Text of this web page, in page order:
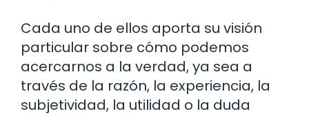
Cada uno de ellos aporta su visión
particular sobre cómo podemos
acercarnos a la verdad, ya sea a
través de la razón, la experiencia, la
subjetividad, la utilidad o la duda